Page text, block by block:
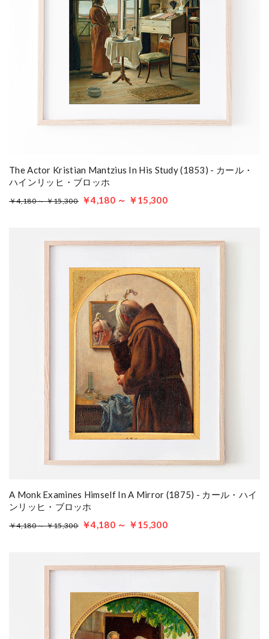
The Actor Kristian Mantzius In His Study (1853) - カール・
ハインリッヒ・ブロッホ
￥4,180 ～ ￥15,300 ￥4,180 ～ ￥15,300
A Monk Examines Himself In A Mirror (1875) - カール・ハイ
ンリッヒ・ブロッホ
￥4,180 ～ ￥15,300 ￥4,180 ～ ￥15,300